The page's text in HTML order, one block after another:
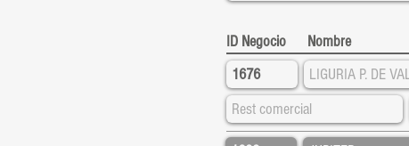
ID Negocio Nombre